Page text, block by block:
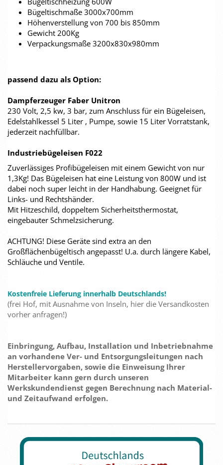
Bügeltischmaße 3000x700mm
Höhenverstellung von 700 bis 850mm
Gewicht 200Kg
Verpackungsmaße 3200x830x980mm
passend dazu als Option:
Dampferzeuger Faber Unitron
230 Volt, 2,5 kw, 3 bar, zum Anschluss für ein Bügeleisen,
Edelstahlkessel 5 Liter , Pumpe, sowie 15 Liter Vorratstank,
jederzeit nachfüllbar.
Industriebügeleisen F022
Zuverlässiges Profibügeleisen mit einem Gewicht von nur
1,3Kg! Das Bügeleisen hat eine Leistung von 800W und ist
dabei noch super leicht in der Handhabung. Geeignet für
Links- und Rechtshänder.
Mit Hitzeschild, doppeltem Sicherheitsthermostat,
eingebauter Schmelzsicherung.
ACHTUNG! Diese Geräte sind extra an den
Großflächenbügeltisch angepasst! U.a. durch längere Kabel,
Schläuche und Ventile.
Kostenfreie Lieferung innerhalb Deutschlands!
(frei Hof, mit Ausnahme von Inseln, hier die Versandkosten
vorher anfragen!)
Einbringung, Aufbau, Installation und Inbetriebnahme
an vorhandene Ver- und Entsorgungsleitungen nach
Herstellervorgaben, sowie die Einweisung Ihrer
Mitarbeiter kann gern durch unseren
Werkskundendienst gegen Berechnung nach Material-
und Zeitaufwand erfolgen.